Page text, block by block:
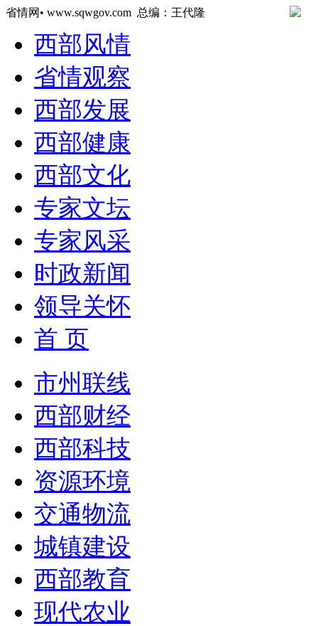
省情网• www.sqwgov.com 总编：王代隆
西部风情
省情观察
西部发展
西部健康
西部文化
专家文坛
专家风采
时政新闻
领导关怀
首 页
市州联线
西部财经
西部科技
资源环境
交通物流
城镇建设
西部教育
现代农业